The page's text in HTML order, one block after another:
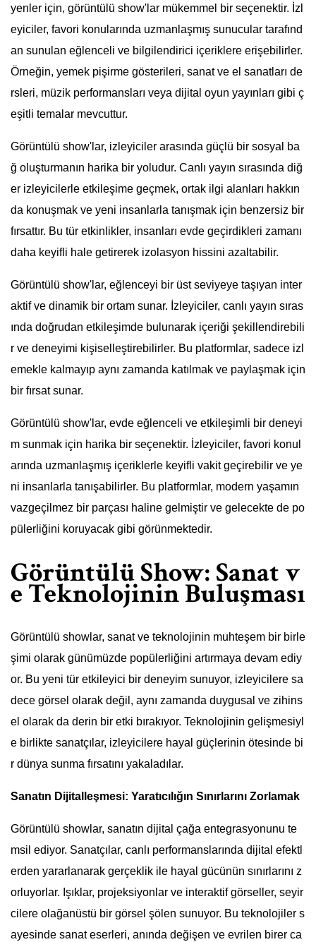
yenler için, görüntülü show'lar mükemmel bir seçenektir. İzl
eyiciler, favori konularında uzmanlaşmış sunucular tarafınd
an sunulan eğlenceli ve bilgilendirici içeriklere erişebilirler.
Örneğin, yemek pişirme gösterileri, sanat ve el sanatları de
rsleri, müzik performansları veya dijital oyun yayınları gibi ç
eşitli temalar mevcuttur.
Görüntülü show'lar, izleyiciler arasında güçlü bir sosyal ba
ğ oluşturmanın harika bir yoludur. Canlı yayın sırasında diğ
er izleyicilerle etkileşime geçmek, ortak ilgi alanları hakkın
da konuşmak ve yeni insanlarla tanışmak için benzersiz bir
fırsattır. Bu tür etkinlikler, insanları evde geçirdikleri zamanı
daha keyifli hale getirerek izolasyon hissini azaltabilir.
Görüntülü show'lar, eğlenceyi bir üst seviyeye taşıyan inter
aktif ve dinamik bir ortam sunar. İzleyiciler, canlı yayın sıras
ında doğrudan etkileşimde bulunarak içeriği şekillendirebili
r ve deneyimi kişiselleştirebilirler. Bu platformlar, sadece izl
emekle kalmayıp aynı zamanda katılmak ve paylaşmak için
bir fırsat sunar.
Görüntülü show'lar, evde eğlenceli ve etkileşimli bir deneyi
m sunmak için harika bir seçenektir. İzleyiciler, favori konul
arında uzmanlaşmış içeriklerle keyifli vakit geçirebilir ve ye
ni insanlarla tanışabilirler. Bu platformlar, modern yaşamın
vazgeçilmez bir parçası haline gelmiştir ve gelecekte de po
pülerliğini koruyacak gibi görünmektedir.
Görüntülü Show: Sanat v
e Teknolojinin Buluşması
Görüntülü showlar, sanat ve teknolojinin muhteşem bir birle
şimi olarak günümüzde popülerliğini artırmaya devam ediy
or. Bu yeni tür etkileyici bir deneyim sunuyor, izleyicilere sa
dece görsel olarak değil, aynı zamanda duygusal ve zihins
el olarak da derin bir etki bırakıyor. Teknolojinin gelişmesiyl
e birlikte sanatçılar, izleyicilere hayal güçlerinin ötesinde bi
r dünya sunma fırsatını yakaladılar.
Sanatın Dijitalleşmesi: Yaratıcılığın Sınırlarını Zorlamak
Görüntülü showlar, sanatın dijital çağa entegrasyonunu te
msil ediyor. Sanatçılar, canlı performanslarında dijital efektl
erden yararlanarak gerçeklik ile hayal gücünün sınırlarını z
orluyorlar. Işıklar, projeksiyonlar ve interaktif görseller, seyir
cilere olağanüstü bir görsel şölen sunuyor. Bu teknolojiler s
ayesinde sanat eserleri, anında değişen ve evrilen birer ca